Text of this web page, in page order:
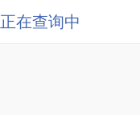
正在查询中